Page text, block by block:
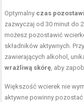
Optymalny czas
zazwyczaj od 30 minut do
możesz pozostawić
składników aktywnych.
zawierających alkohol,
wrażliwą skórę , aby
Większość wcierek nie
aktywne powinny pozostać